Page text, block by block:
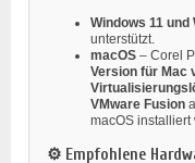
Windows 11 und
unterstützt.
macOS – Corel
Version für Mac
VMware Fusion
macOS installiert
⚙️ Empfohlene